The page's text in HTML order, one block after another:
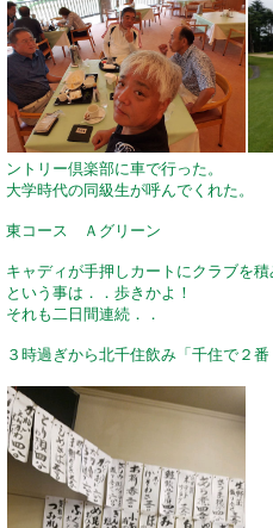
ントリー倶楽部に車で行った。
大学時代の同級生が呼んでくれた。
東コース Ａグリーン
キャディが手押しカートにクラブを
という事は．．歩きかよ！
それも二日間連続．．
３時過ぎから北千住飲み「千住で２